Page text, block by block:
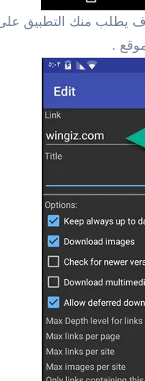
يطلب منك التطبيق على